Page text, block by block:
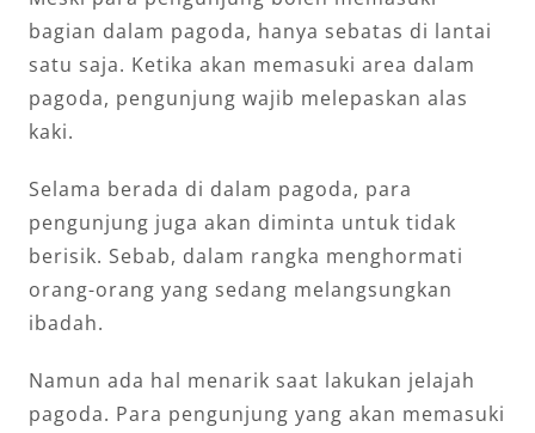
bagian dalam pagoda, hanya sebatas di lantai
satu saja. Ketika akan memasuki area dalam
pagoda, pengunjung wajib melepaskan alas
kaki.
Selama berada di dalam pagoda, para
pengunjung juga akan diminta untuk tidak
berisik. Sebab, dalam rangka menghormati
orang-orang yang sedang melangsungkan
ibadah.
Namun ada hal menarik saat lakukan jelajah
pagoda. Para pengunjung yang akan memasuki